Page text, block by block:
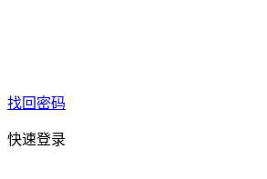
找回密码
快速登录